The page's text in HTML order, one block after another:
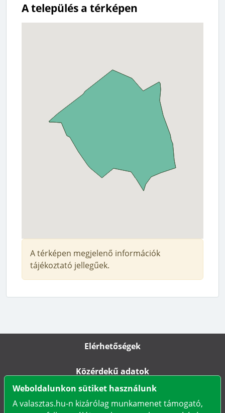
A település a térképen
A térképen megjelenő információk
tájékoztató jellegűek.
Elérhetőségek
Közérdekű adatok
Weboldalunkon sütiket használunk
A valasztas.hu-n kizárólag munkamenet támogató,